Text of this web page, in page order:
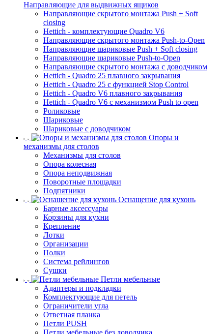
Направляющие для выдвижных ящиков
Направляющие скрытого монтажа Push + Soft
closing
Hettich - комплектующие Quadro V6
Направляющие скрытого монтажа Push-to-Open
Направляющие шариковые Push + Soft closing
Направляющие шариковые Push-to-Open
Направляющие скрытого монтажа с доводчиком
Hettich - Quadro 25 плавного закрывания
Hettich - Quadro 25 с функцией Stop Control
Hettich - Quadro V6 плавного закрывания
Hettich - Quadro V6 с механизмом Push to open
Роликовые
Шариковые
Шариковые с доводчиком
Опоры и
механизмы для столов
Механизмы для столов
Опора колесная
Опора неподвижная
Поворотные площадки
Подпятники
Оснащение для кухонь
Барные аксессуары
Корзины для кухни
Крепление
Лотки
Организации
Полки
Система рейлингов
Сушки
Петли мебельные
Адаптеры и подкладки
Комплектующие для петель
Ограничители угла
Ответная планка
Петли PUSH
Петли мебельные без доводчика